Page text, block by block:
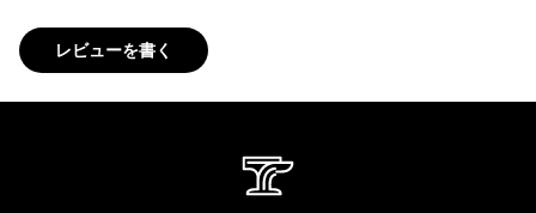
レビューを書く